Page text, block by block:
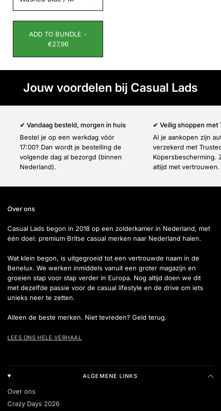
ADD TO BUNDLE -
€27,96
Jouw voordelen bij Casual Lads
✔ Vandaag besteld, morgen in huis
Bestel je op een werkdag vóór
17:00? Dan wordt je bestelling de
volgende dag al bezorgd (binnen
Nederland).
✔ Veilig shoppen met
Al je aankopen zijn
verzekerd met
Kopersbescherming.
altijd met vertrouwen.
Over ons
Casual Lads begon in 2018 op een zolderkamer in Nederland, met
één doel: premium Britse casual merken naar Nederland halen.
Wat klein begon, is uitgegroeid tot een vertrouwde naam in de
Benelux. We werken inmiddels vanuit een groter magazijn en
groeien stap voor stap verder in Europa. Nog altijd doen we dit
met dezelfde passie voor de casual lifestyle en de drive om iets
unieks neer te zetten.
Alleen de beste merken. Niet tevreden? Geld terug.
LEES ONS HELE VERHAAL
ALGEMENE LINKS
Over ons
Crazy Days 2026